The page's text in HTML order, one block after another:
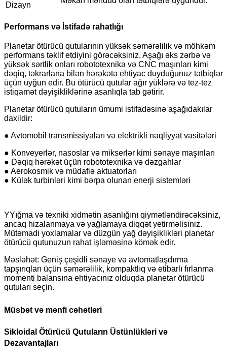
Dizayn
Performans və İstifadə rahatlığı
Planetar ötürücü qutularının yüksək səmərəlilik və möhkəm
performans təklif etdiyini görəcəksiniz. Aşağı əks zərbə və
yüksək sərtlik onları robototexnika və CNC maşınları kimi
dəqiq, təkrarlana bilən hərəkətə ehtiyac duyduğunuz tətbiqlər
üçün uyğun edir. Bu ötürücü qutular ağır yüklərə və tez-tez
istiqamət dəyişikliklərinə asanlıqla tab gətirir.
Planetar ötürücü qutuların ümumi istifadəsinə aşağıdakılar
daxildir:
● Avtomobil transmissiyaları və elektrikli nəqliyyat vasitələri
● Konveyerlər, nasoslar və mikserlər kimi sənaye maşınları
● Dəqiq hərəkət üçün robototexnika və dəzgahlar
● Aerokosmik və müdafiə aktuatorları
● Külək turbinləri kimi bərpa olunan enerji sistemləri
YYığma və texniki xidmətin asanlığını qiymətləndirəcəksiniz,
ancaq hizalanmaya və yağlamaya diqqət yetirməlisiniz.
Mütəmadi yoxlamalar və düzgün yağ dəyişiklikləri planetar
ötürücü qutunuzun rahat işləməsinə kömək edir.
Məsləhət: Geniş çeşidli sənaye və avtomatlaşdırma
tapşırıqları üçün səmərəlilik, kompaktlıq və etibarlı fırlanma
momenti balansına ehtiyacınız olduqda planetar ötürücü
qutuları seçin.
Müsbət və mənfi cəhətləri
Sikloidal Ötürücü Qutuların Üstünlükləri və
Dezavantajları